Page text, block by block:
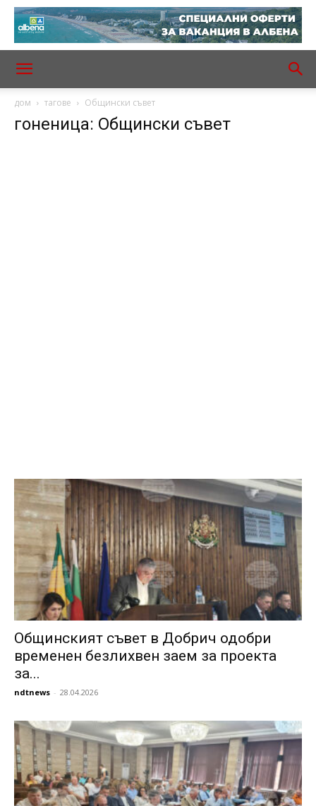
дом тагове Общински съвет
гоненица: Общински съвет
Общинският съвет в Добрич одобри
временен безлихвен заем за проекта
за...
ndtnews - 28.04.2026